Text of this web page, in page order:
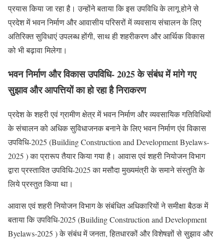
प्रयास किया जा रहा है। उन्होंने बताया कि इस उपविधि के लागू होने से
प्रदेश में भवन निर्माण और आवासीय परिसरों में व्यवसाय संचालन के लिए
अतिरिक्त सुविधाएं उपलब्ध होंगी, साथ ही शहरीकरण और आर्थिक विकास
को भी बढ़ावा मिलेगा।
भवन निर्माण और विकास उपविधि- 2025 के संबंध में मांगे गए
सुझाव और आपत्तियों का हो रहा है निराकरण
प्रदेश के शहरी एवं ग्रामीण क्षेत्र में भवन निर्माण और व्यवसायिक गतिविधियों
के संचालन को अधिक सुविधाजनक बनाने के लिए भवन निर्माण एंव विकास
उपविधि-2025 (Building Construction and Development Byelaws-
2025 ) का प्रारूप तैयार किया गया है। आवास एवं शहरी नियोजन विभाग
द्वारा प्रस्तावित उपविधि-2025 का मसौदा मुख्यमंत्री के समाने संस्तुति के
लिये प्रस्तुत किया था।
आवास एवं शहरी नियोजन विभाग के संबंधित अधिकारियों ने समीक्षा बैठक में
बताया कि उपविधि-2025 (Building Construction and Development
Byelaws-2025 ) के संबंध में जनता, हितधारकों और विशेषज्ञों से सुझाव और